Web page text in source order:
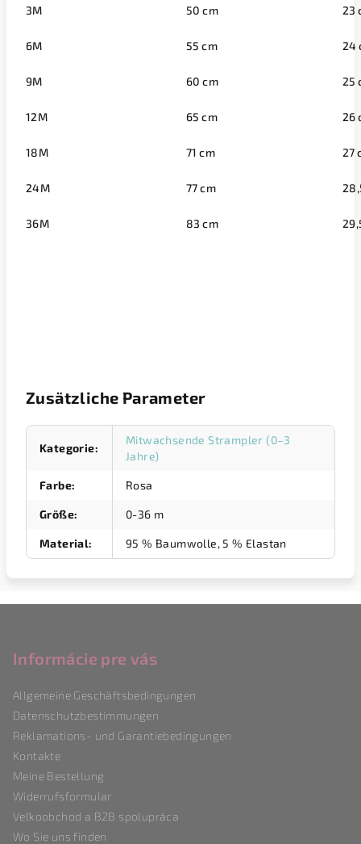
3M 50 cm 23
6M 55 cm 24
9M 60 cm 25
12M 65 cm 26
18M 71 cm 27
24M 77 cm
36M 83 cm
Zusätzliche Parameter
Kategorie:
Mitwachsende Strampler (0–3
Jahre)
Farbe: Rosa
Größe: 0-36 m
Material: 95 % Baumwolle, 5 % Elastan
Informácie pre vás
Allgemeine Geschäftsbedingungen
Datenschutzbestimmungen
Reklamations- und Garantiebedingungen
Kontakte
Meine Bestellung
Widerrufsformular
Veľkoobchod a B2B spolupráca
Wo Sie uns finden